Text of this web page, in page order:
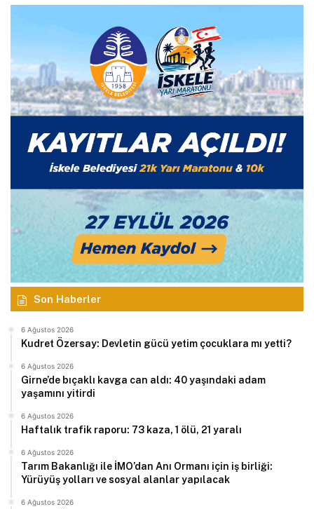
Son Haberler
6 Ağustos 2026
Kudret Özersay: Devletin gücü yetim çocuklara mı yetti?
6 Ağustos 2026
Girne’de bıçaklı kavga can aldı: 40 yaşındaki adam
yaşamını yitirdi
6 Ağustos 2026
Haftalık trafik raporu: 73 kaza, 1 ölü, 21 yaralı
6 Ağustos 2026
Tarım Bakanlığı ile İMO’dan Anı Ormanı için iş birliği:
Yürüyüş yolları ve sosyal alanlar yapılacak
6 Ağustos 2026